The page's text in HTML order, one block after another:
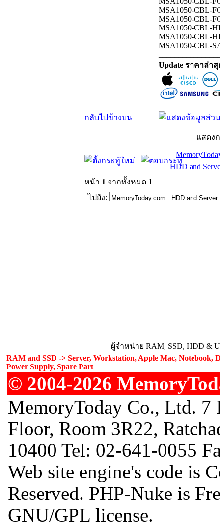
MSA1050-CBL-
MSA1050-CBL-
MSA1050-CBL-
MSA1050-CBL-
MSA1050-CBL-
Update ราคาล่า
กลับไปข้างบน
แสดง
HDD and
หน้า 1 จากทั้งหมด 1
ไปยัง:
ผู้จำหน่าย RAM, SSD, HDD &
RAM and SSD -> Server, Workstation, Apple Mac, Notebook,
Power Supply, Spare Part
© 2004-2026
MemoryToday Co., Ltd.
Floor, Room 3R22,
10400 Tel: 02-641-0055
Web site engine's code is
Reserved. PHP-Nuke is
GNU/GPL license.